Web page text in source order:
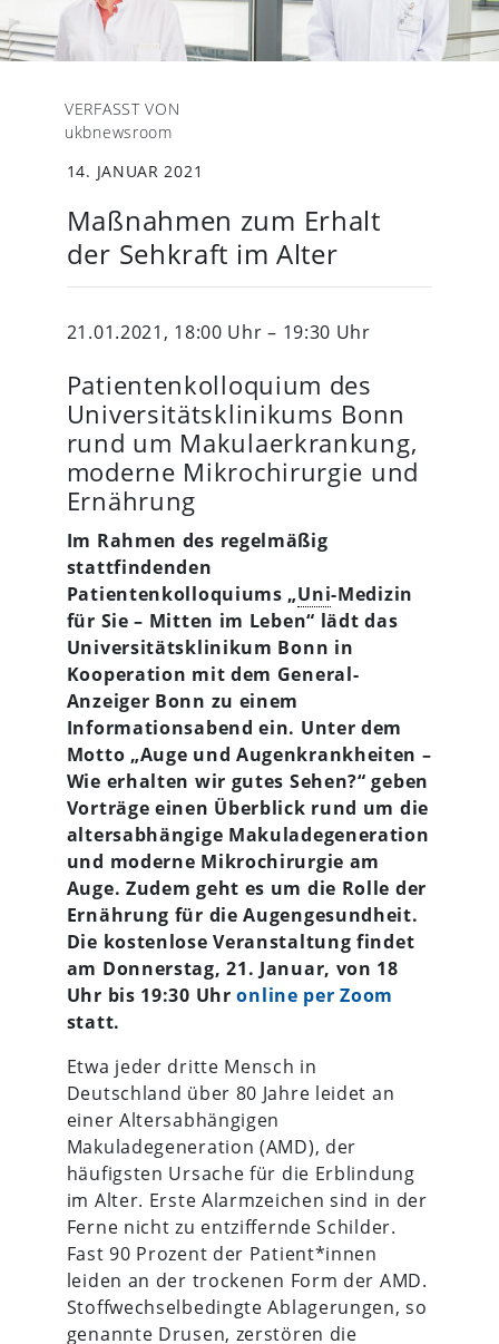
VERFASST VON
ukbnewsroom
14. JANUAR 2021
Maßnahmen zum Erhalt
der Sehkraft im Alter
21.01.2021, 18:00 Uhr – 19:30 Uhr
Patientenkolloquium des
Universitätsklinikums Bonn
rund um Makulaerkrankung,
moderne Mikrochirurgie und
Ernährung
Im Rahmen des regelmäßig
stattfindenden
Patientenkolloquiums „Uni-Medizin
für Sie – Mitten im Leben“ lädt das
Universitätsklinikum Bonn in
Kooperation mit dem General-
Anzeiger Bonn zu einem
Informationsabend ein. Unter dem
Motto „Auge und Augenkrankheiten –
Wie erhalten wir gutes Sehen?“ geben
Vorträge einen Überblick rund um die
altersabhängige Makuladegeneration
und moderne Mikrochirurgie am
Auge. Zudem geht es um die Rolle der
Ernährung für die Augengesundheit.
Die kostenlose Veranstaltung findet
am Donnerstag, 21. Januar, von 18
Uhr bis 19:30 Uhronline per Zoom
statt.
Etwa jeder dritte Mensch in
Deutschland über 80 Jahre leidet an
einer Altersabhängigen
Makuladegeneration (AMD), der
häufigsten Ursache für die Erblindung
im Alter. Erste Alarmzeichen sind in der
Ferne nicht zu entziffernde Schilder.
Fast 90 Prozent der Patient*innen
leiden an der trockenen Form der AMD.
Stoffwechselbedingte Ablagerungen, so
genannte Drusen, zerstören die